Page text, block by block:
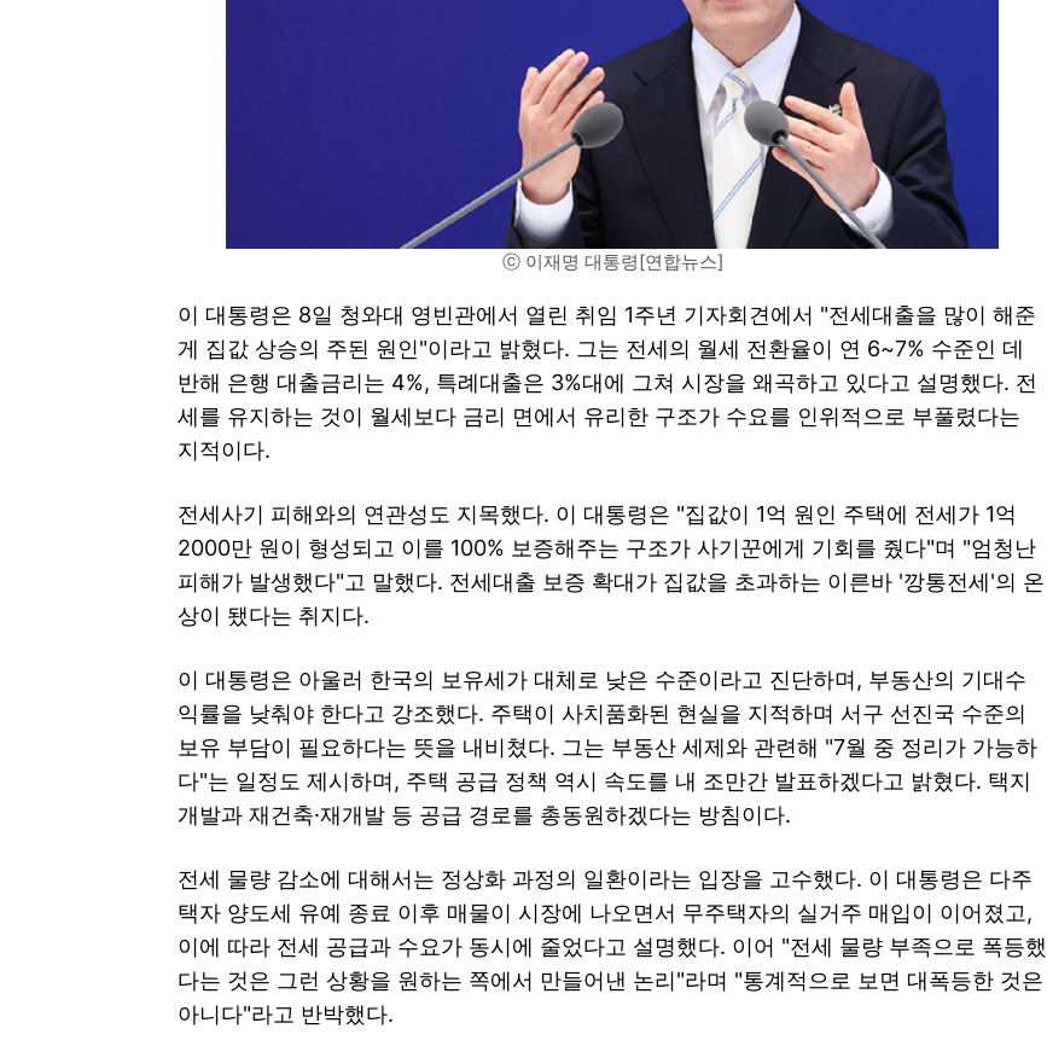
ⓒ 이재명 대통령[연합뉴스]
이 대통령은 8일 청와대 영빈관에서 열린 취임 1주년 기자회견에서 "전세대출을 많이 해준
게 집값 상승의 주된 원인"이라고 밝혔다. 그는 전세의 월세 전환율이 연 6~7% 수준인 데
반해 은행 대출금리는 4%, 특례대출은 3%대에 그쳐 시장을 왜곡하고 있다고 설명했다. 전
세를 유지하는 것이 월세보다 금리 면에서 유리한 구조가 수요를 인위적으로 부풀렸다는
지적이다.
전세사기 피해와의 연관성도 지목했다. 이 대통령은 "집값이 1억 원인 주택에 전세가 1억
2000만 원이 형성되고 이를 100% 보증해주는 구조가 사기꾼에게 기회를 줬다"며 "엄청난
피해가 발생했다"고 말했다. 전세대출 보증 확대가 집값을 초과하는 이른바 '깡통전세'의 온
상이 됐다는 취지다.
이 대통령은 아울러 한국의 보유세가 대체로 낮은 수준이라고 진단하며, 부동산의 기대수
익률을 낮춰야 한다고 강조했다. 주택이 사치품화된 현실을 지적하며 서구 선진국 수준의
보유 부담이 필요하다는 뜻을 내비쳤다. 그는 부동산 세제와 관련해 "7월 중 정리가 가능하
다"는 일정도 제시하며, 주택 공급 정책 역시 속도를 내 조만간 발표하겠다고 밝혔다. 택지
개발과 재건축·재개발 등 공급 경로를 총동원하겠다는 방침이다.
전세 물량 감소에 대해서는 정상화 과정의 일환이라는 입장을 고수했다. 이 대통령은 다주
택자 양도세 유예 종료 이후 매물이 시장에 나오면서 무주택자의 실거주 매입이 이어졌고,
이에 따라 전세 공급과 수요가 동시에 줄었다고 설명했다. 이어 "전세 물량 부족으로 폭등했
다는 것은 그런 상황을 원하는 쪽에서 만들어낸 논리"라며 "통계적으로 보면 대폭등한 것은
아니다"라고 반박했다.